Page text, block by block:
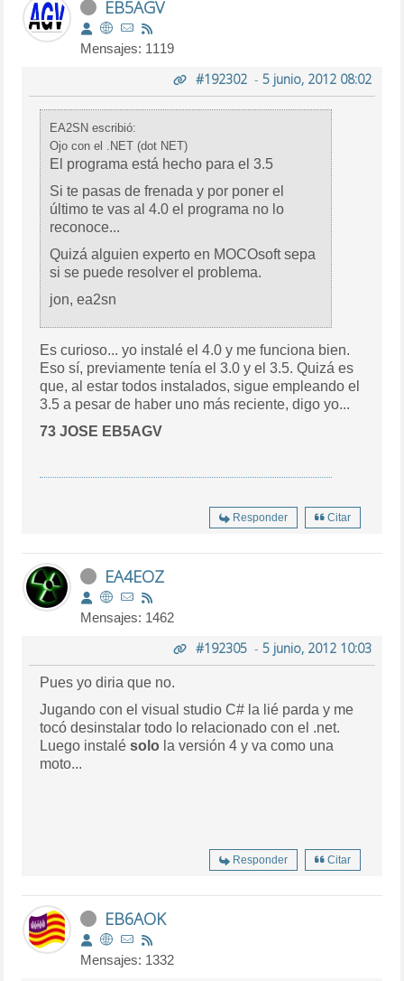
EB5AGV
Mensajes: 1119
#192302- 5 junio, 2012 08:02
EA2SN escribió:
Ojo con el .NET (dot NET)
El programa está hecho para el 3.5
Si te pasas de frenada y por poner el
último te vas al 4.0 el programa no lo
reconoce...
Quizá alguien experto en MOCOsoft sepa
si se puede resolver el problema.
jon, ea2sn
Es curioso... yo instalé el 4.0 y me funciona bien.
Eso sí, previamente tenía el 3.0 y el 3.5. Quizá es
que, al estar todos instalados, sigue empleando el
3.5 a pesar de haber uno más reciente, digo yo...
73 JOSE EB5AGV
Responder Citar
EA4EOZ
Mensajes: 1462
#192305- 5 junio, 2012 10:03
Pues yo diria que no.
Jugando con el visual studio C# la lié parda y me
tocó desinstalar todo lo relacionado con el .net.
Luego instalésolo la versión 4 y va como una
moto...
Responder Citar
EB6AOK
Mensajes: 1332